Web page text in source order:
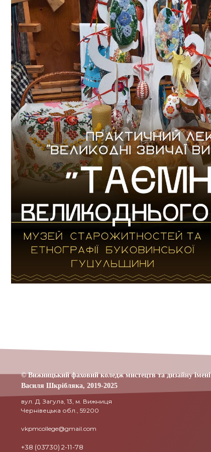
© Вижницький фаховий коледж мистецтв та дизайну імені
Василя Шкрібляка, 2019-2025
вул. Д. Загула, 13, м. Вижниця
Чернівецька обл., 59200
vkpmcollege@gmail.com
+38 (03730) 2-11-78